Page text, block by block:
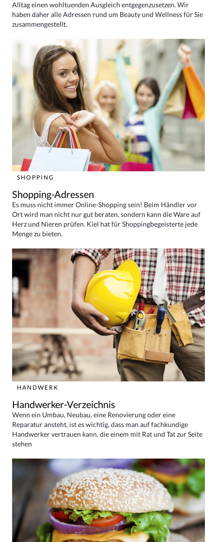
Alltag einen wohltuenden Ausgleich entgegenzusetzen. Wir
haben daher alle Adressen rund um Beauty und Wellness für Sie
zusammengestellt.
SHOPPING
Shopping-Adressen
Es muss nicht immer Online-Shopping sein! Beim Händler vor
Ort wird man nicht nur gut beraten, sondern kann die Ware auf
Herz und Nieren prüfen. Kiel hat für Shoppingbegeisterte jede
Menge zu bieten.
HANDWERK
Handwerker-Verzeichnis
Wenn ein Umbau, Neubau, eine Renovierung oder eine
Reparatur ansteht, ist es wichtig, dass man auf fachkundige
Handwerker vertrauen kann, die einem mit Rat und Tat zur Seite
stehen